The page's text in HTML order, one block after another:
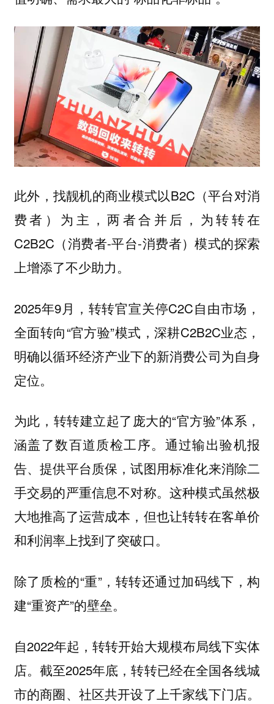
此外，找靓机的商业模式以B2C（平台对消
费者）为主，两者合并后，为转转在
C2B2C（消费者-平台-消费者）模式的探索
上增添了不少助力。
2025年9月，转转官宣关停C2C自由市场，
全面转向“官方验”模式，深耕C2B2C业态，
明确以循环经济产业下的新消费公司为自身
定位。
为此，转转建立起了庞大的“官方验”体系，
涵盖了数百道质检工序。通过输出验机报
告、提供平台质保，试图用标准化来消除二
手交易的严重信息不对称。这种模式虽然极
大地推高了运营成本，但也让转转在客单价
和利润率上找到了突破口。
除了质检的“重”，转转还通过加码线下，构
建“重资产”的壁垒。
自2022年起，转转开始大规模布局线下实体
店。截至2025年底，转转已经在全国各线城
市的商圈、社区共开设了上千家线下门店。